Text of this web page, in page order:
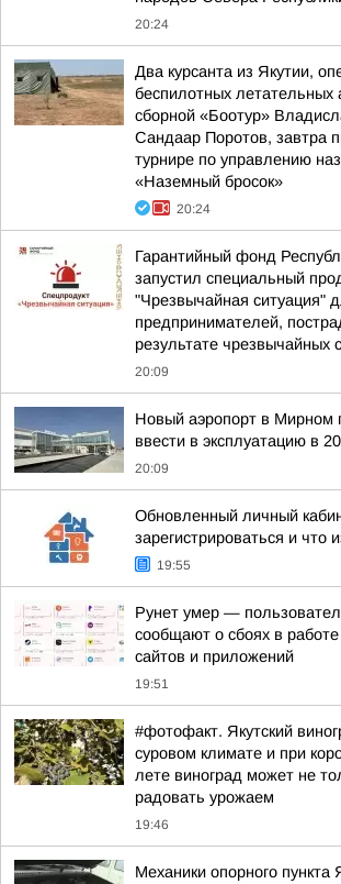
20:24
Два курсанта из Якутии,
беспилотных летательных
сборной «Боотур»
Сандаар Поротов, завтра
турнире по управлению
«Наземный бросок»
20:24
Гарантийный фонд
запустил специальный
"Чрезвычайная ситуация"
предпринимателей,
результате чрезвычайных
20:09
Новый аэропорт в Мирном
ввести в эксплуатацию в
20:09
Обновленный личный
зарегистрироваться и что
19:55
Рунет умер —
сообщают о сбоях в
сайтов и приложений
19:51
#фотофакт. Якутский
суровом климате и при
лете виноград может не
радовать урожаем
19:46
Механики опорного пункта